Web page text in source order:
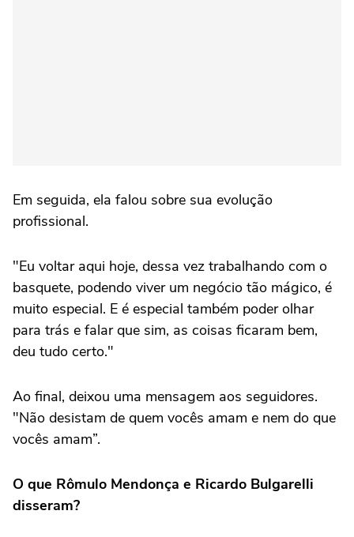
Em seguida, ela falou sobre sua evolução
profissional.
"Eu voltar aqui hoje, dessa vez trabalhando com o
basquete, podendo viver um negócio tão mágico, é
muito especial. E é especial também poder olhar
para trás e falar que sim, as coisas ficaram bem,
deu tudo certo."
Ao final, deixou uma mensagem aos seguidores.
"Não desistam de quem vocês amam e nem do que
vocês amam”.
O que Rômulo Mendonça e Ricardo Bulgarelli
disseram?